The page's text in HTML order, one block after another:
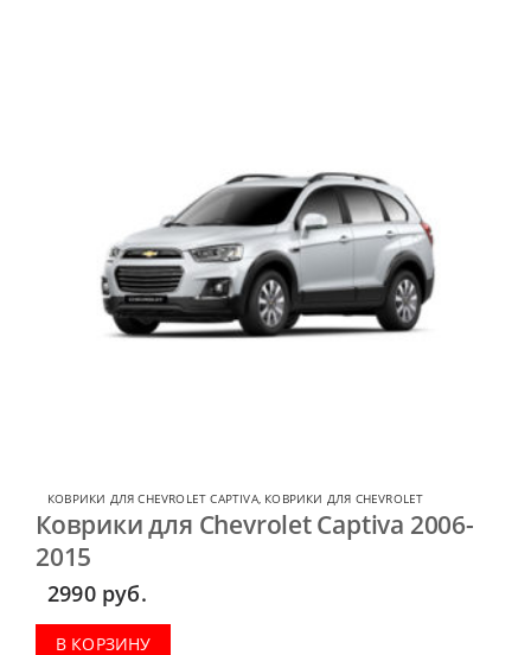
КОВРИКИ ДЛЯ CHEVROLET CAPTIVA, КОВРИКИ ДЛЯ CHEVROLET
Коврики для Chevrolet Captiva 2006-
2015
2990 руб.
В КОРЗИНУ